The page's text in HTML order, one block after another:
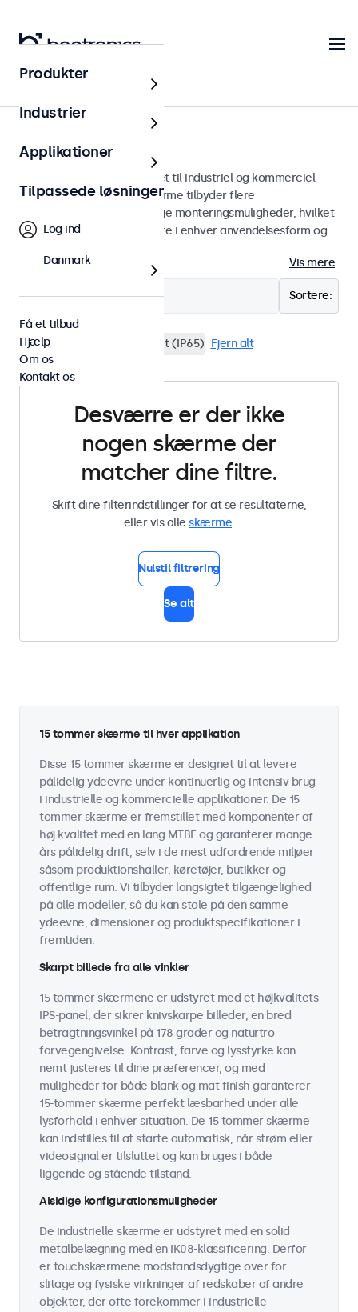
Skærme
15-tommer skærme
15 tommer skærme designet til industriel og kommerciel
brug. Vores 15-tommer skærme tilbyder flere
billedforbindelser og alsidige monteringsmuligheder, hvilket
gør dem nemme at integrere i enhver anvendelsesform og
Vis mere
Sortere:
Filter (0)
15 tommer skaerme Vandtæt (IP65) Fjern alt
Desværre er der ikke
nogen skærme der
matcher dine filtre.
Skift dine filterindstillinger for at se resultaterne,
eller vis alle skærme.
Nulstil filtrering
Se alt
15 tommer skærme til hver applikation
Disse 15 tommer skærme er designet til at levere
pålidelig ydeevne under kontinuerlig og intensiv brug
i industrielle og kommercielle applikationer. De 15
tommer skærme er fremstillet med komponenter af
høj kvalitet med en lang MTBF og garanterer mange
års pålidelig drift, selv i de mest udfordrende miljøer
såsom produktionshaller, køretøjer, butikker og
offentlige rum. Vi tilbyder langsigtet tilgængelighed
på alle modeller, så du kan stole på den samme
ydeevne, dimensioner og produktspecifikationer i
fremtiden.
Skarpt billede fra alle vinkler
15 tommer skærmene er udstyret med et højkvalitets
IPS-panel, der sikrer knivskarpe billeder, en bred
betragtningsvinkel på 178 grader og naturtro
farvegengivelse. Kontrast, farve og lysstyrke kan
nemt justeres til dine præferencer, og med
muligheder for både blank og mat finish garanterer
15-tommer skærme perfekt læsbarhed under alle
lysforhold i enhver situation. De 15 tommer skærme
kan indstilles til at starte automatisk, når strøm eller
videosignal er tilsluttet og kan bruges i både
liggende og stående tilstand.
Alsidige konfigurationsmuligheder
De industrielle skærme er udstyret med en solid
metalbelægning med en IK08-klassificering. Derfor
er touchskærmene modstandsdygtige over for
slitage og fysiske virkninger af redskaber af andre
objekter, der ofte forekommer i industrielle
Produkter
Industrier
Applikationer
Tilpassede løsninger
Log ind
Danmark
Få et tilbud
Hjælp
Om os
Kontakt os